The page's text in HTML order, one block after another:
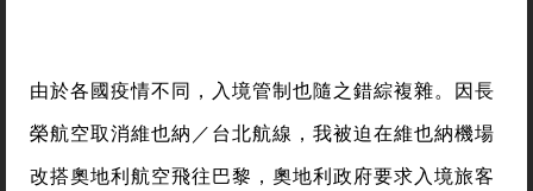
由於各國疫情不同，入境管制也隨之錯綜複雜。因長
榮航空取消維也納／台北航線，我被迫在維也納機場
改搭奧地利航空飛往巴黎，奧地利政府要求入境旅客